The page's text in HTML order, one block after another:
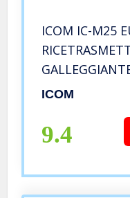
ICOM IC-M25
ICOM
9.4